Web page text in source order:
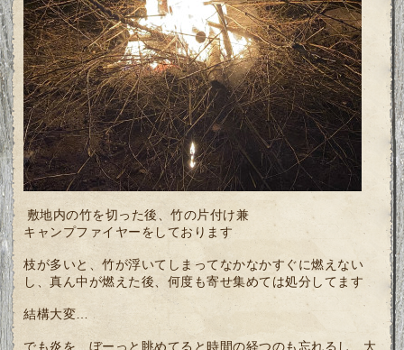
敷地内の竹を切った後、竹の片付け兼
キャンプファイヤーをしております
枝が多いと、竹が浮いてしまってなかなかすぐに燃えない
し、真ん中が燃えた後、何度も寄せ集めては処分してます
結構大変…
でも炎を、ぼーっと眺めてると時間の経つのも忘れるし、大